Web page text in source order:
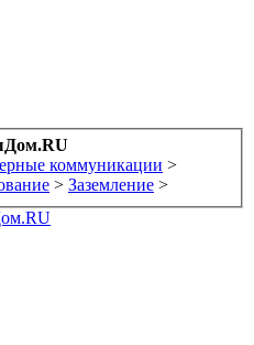
коммуникации >
> Заземление >